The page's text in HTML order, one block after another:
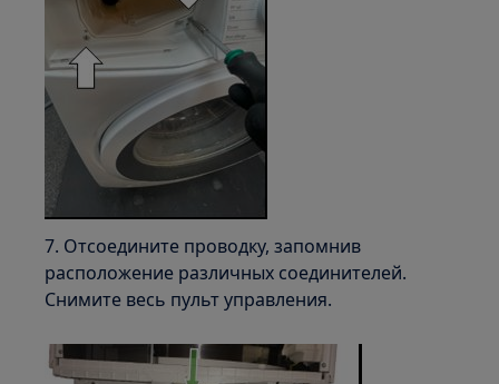
7. Отсоедините проводку, запомнив
расположение различных соединителей.
Снимите весь пульт управления.